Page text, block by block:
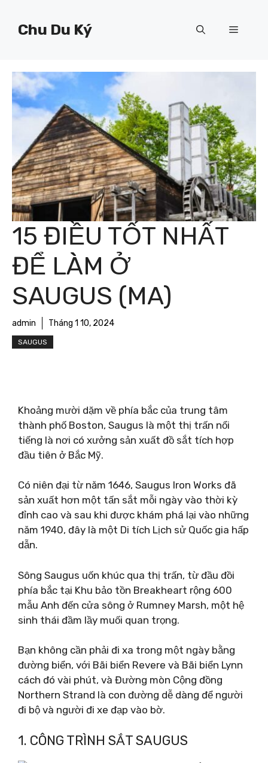
Chu Du Ký Menu
15 ĐIỀU TỐT NHẤT
ĐỂ LÀM Ở
SAUGUS (MA)
admin Tháng 1 10, 2024
SAUGUS
Khoảng mười dặm về phía bắc của trung tâm
thành phố Boston, Saugus là một thị trấn nổi
tiếng là nơi có xưởng sản xuất đồ sắt tích hợp
đầu tiên ở Bắc Mỹ.
Có niên đại từ năm 1646, Saugus Iron Works đã
sản xuất hơn một tấn sắt mỗi ngày vào thời kỳ
đỉnh cao và sau khi được khám phá lại vào những
năm 1940, đây là một Di tích Lịch sử Quốc gia hấp
dẫn.
Sông Saugus uốn khúc qua thị trấn, từ đầu đồi
phía bắc tại Khu bảo tồn Breakheart rộng 600
mẫu Anh đến cửa sông ở Rumney Marsh, một hệ
sinh thái đầm lầy muối quan trọng.
Bạn không cần phải đi xa trong một ngày bằng
đường biển, với Bãi biển Revere và Bãi biển Lynn
cách đó vài phút, và Đường mòn Cộng đồng
Northern Strand là con đường dễ dàng để người
đi bộ và người đi xe đạp vào bờ.
1. CÔNG TRÌNH SẮT SAUGUS